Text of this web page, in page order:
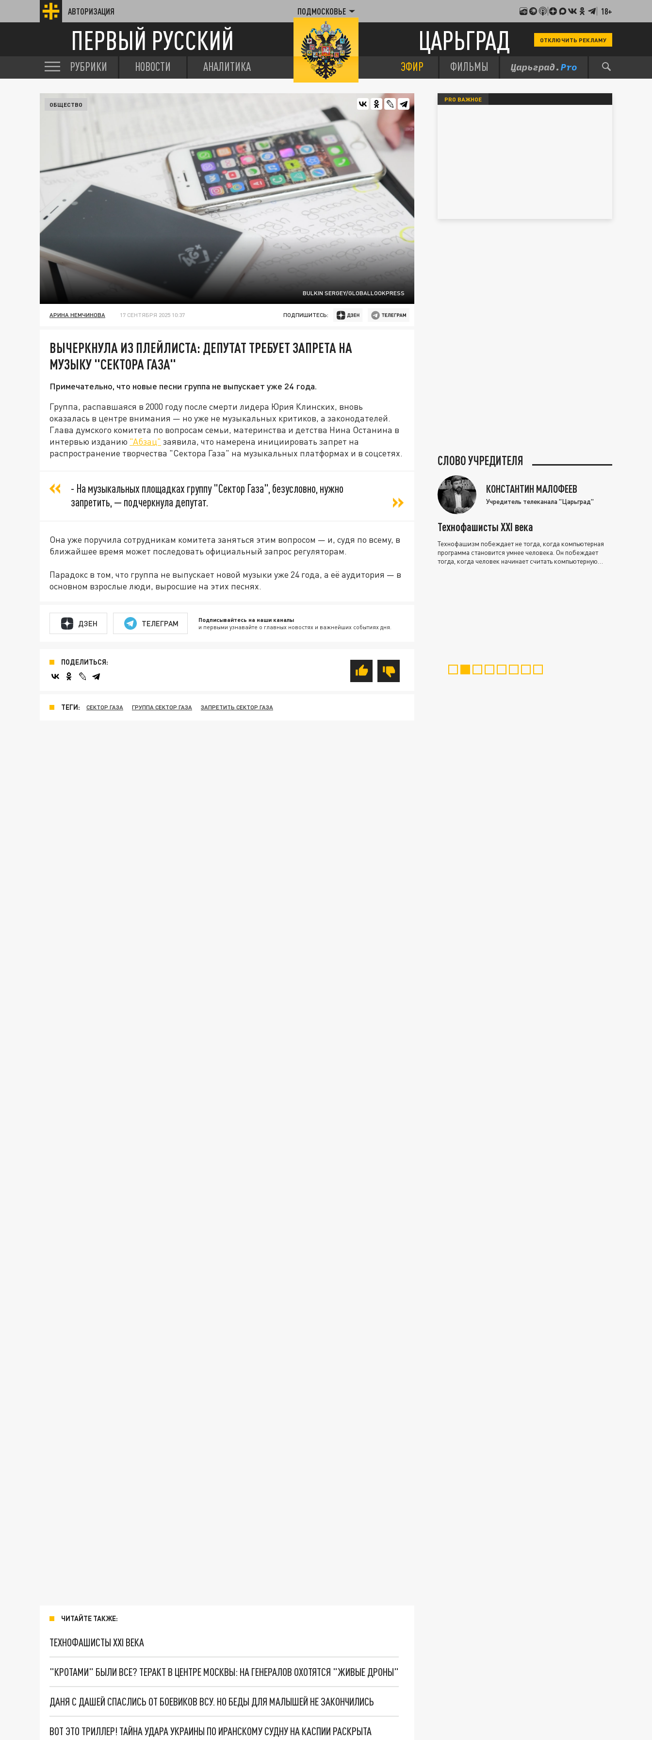
АВТОРИЗАЦИЯ ПОДМОСКОВЬЕ 18+
ПЕРВЫЙ РУССКИЙ ЦАРЬГРАД ОТКЛЮЧИТЬ РЕКЛАМУ
РУБРИКИ НОВОСТИ АНАЛИТИКА ЭФИР ФИЛЬМЫ
BULKIN SERGEY/GLOBALLOOKPRESS
ОБЩЕСТВО
АРИНА НЕМЧИНОВА 17 СЕНТЯБРЯ 2025 10:37 ПОДПИШИТЕСЬ:
ВЫЧЕРКНУЛА ИЗ ПЛЕЙЛИСТА: ДЕПУТАТ ТРЕБУЕТ ЗАПРЕТА НА
МУЗЫКУ "СЕКТОРА ГАЗА"
Примечательно, что новые песни группа не выпускает уже 24 года.
Группа, распавшаяся в 2000 году после смерти лидера Юрия Клинских, вновь
оказалась в центре внимания — но уже не музыкальных критиков, а законодателей.
Глава думского комитета по вопросам семьи, материнства и детства Нина Останина в
интервью изданию "Абзац" заявила, что намерена инициировать запрет на
распространение творчества "Сектора Газа" на музыкальных платформах и в соцсетях.
- На музыкальных площадках группу "Сектор Газа", безусловно, нужно
запретить, — подчеркнула депутат.
Она уже поручила сотрудникам комитета заняться этим вопросом — и, судя по всему, в
ближайшее время может последовать официальный запрос регуляторам.
Парадокс в том, что группа не выпускает новой музыки уже 24 года, а её аудитория — в
основном взрослые люди, выросшие на этих песнях.
ДЗЕН ТЕЛЕГРАМ Подписывайтесь на наши каналы
и первыми узнавайте о главных новостях и важнейших событиях дня.
ПОДЕЛИТЬСЯ:
ТЕГИ: СЕКТОР ГАЗА ГРУППА СЕКТОР ГАЗА ЗАПРЕТИТЬ СЕКТОР ГАЗА
ЧИТАЙТЕ ТАКЖЕ:
ТЕХНОФАШИСТЫ XXI ВЕКА
"КРОТАМИ" БЫЛИ ВСЕ? ТЕРАКТ В ЦЕНТРЕ МОСКВЫ: НА ГЕНЕРАЛОВ ОХОТЯТСЯ "ЖИВЫЕ ДРОНЫ"
ДАНЯ С ДАШЕЙ СПАСЛИСЬ ОТ БОЕВИКОВ ВСУ. НО БЕДЫ ДЛЯ МАЛЫШЕЙ НЕ ЗАКОНЧИЛИСЬ
ВОТ ЭТО ТРИЛЛЕР! ТАЙНА УДАРА УКРАИНЫ ПО ИРАНСКОМУ СУДНУ НА КАСПИИ РАСКРЫТА
PRO ВАЖНОЕ
СЛОВО УЧРЕДИТЕЛЯ
КОНСТАНТИН МАЛОФЕЕВ
Учредитель телеканала "Царьград"
Технофашисты XXI века
Технофашизм побеждает не тогда, когда компьютерная
программа становится умнее человека. Он побеждает
тогда, когда человек начинает считать компьютерную